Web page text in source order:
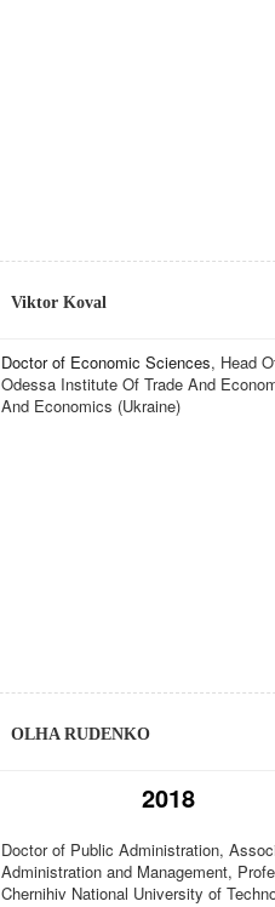
Viktor Koval
Doctor of Economic Sciences, Head
Odessa Institute Of Trade And
And Economics (Ukraine)
OLHA RUDENKO
2018
Doctor of Public Administration,
Administration and Management,
Chernihiv National University of